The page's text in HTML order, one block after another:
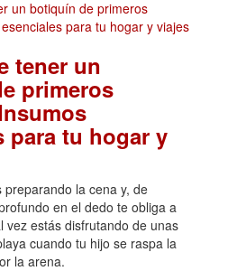
tener un
primeros
para tu hogar y
preparando la cena y, de
en el dedo te obliga a
vez estás disfrutando de unas
cuando tu hijo se raspa la
la arena.